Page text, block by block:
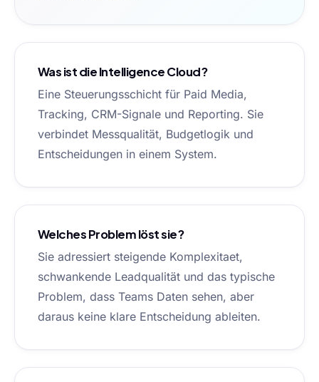
Was ist die Intelligence Cloud?
Eine Steuerungsschicht für Paid Media,
Tracking, CRM-Signale und Reporting. Sie
verbindet Messqualität, Budgetlogik und
Entscheidungen in einem System.
Welches Problem löst sie?
Sie adressiert steigende Komplexitaet,
schwankende Leadqualität und das typische
Problem, dass Teams Daten sehen, aber
daraus keine klare Entscheidung ableiten.